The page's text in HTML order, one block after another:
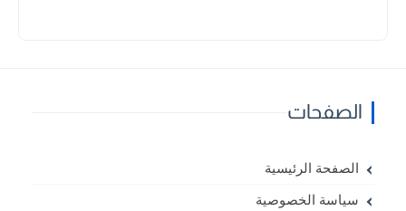
الصفحات
الصفحة الرئيسية
سياسة الخصوصية